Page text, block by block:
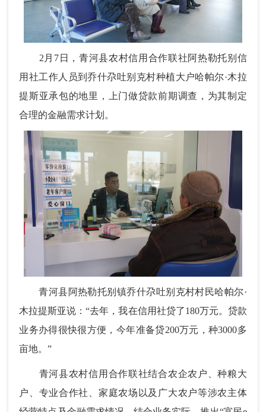
2月7日，青河县农村信用合作联社阿热勒托别信
用社工作人员到乔什尕吐别克村种植大户哈帕尔·木拉
提斯亚承包的地里，上门做贷款前期调查，为其制定
合理的金融需求计划。
青河县阿热勒托别镇乔什尕吐别克村村民哈帕尔·
木拉提斯亚说：“去年，我在信用社贷了180万元。贷款
业务办得很快很方便，今年准备贷200万元，种3000多
亩地。”
青河县农村信用合作联社结合农企农户、种粮大
户、专业合作社、家庭农场以及广大农户等涉农主体